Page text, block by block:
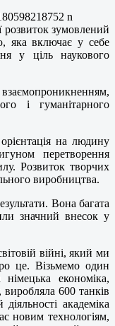
розвиток зумовлений
яка включає у себе
у ціль наукового
і гуманітарного
на людину
перетворення
Розвиток творчих
виробництва.
Вона багата
значний внесок у
війні, який ми
це. Візьмемо один
економіка,
600 танків
академіка
новим технологіям,